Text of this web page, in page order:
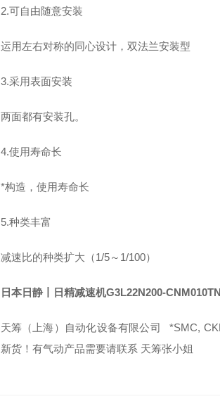
2.可自由随意安装
运用左右对称的同心设计，双法兰安装型
3.采用表面安装
两面都有安装孔。
4.使用寿命长
*构造，使用寿命长
5.种类丰富
减速比的种类扩大（1/5～1/100）
日本日静丨日精减速机G3L22N200-
天筹（上海）自动化设备有限公司 *SMC,
新货！有气动产品需要请联系 天筹张小姐